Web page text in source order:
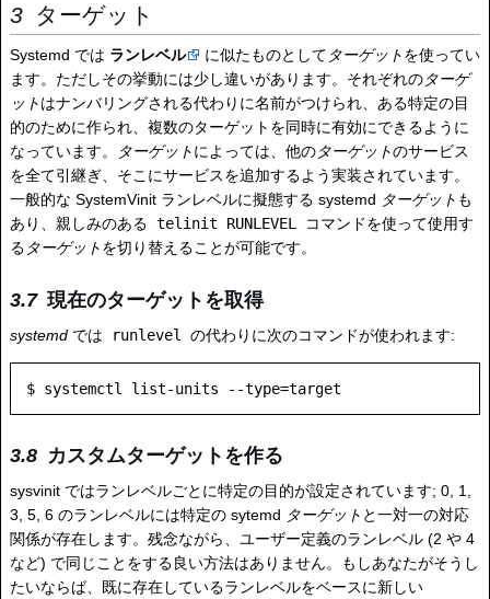
ターゲット
Systemd では ランレベル に似たものとして ターゲットを使ってい
ます。ただしその挙動には少し違いがあります。それぞれのターゲ
ットはナンバリングされる代わりに名前がつけられ、ある特定の目
的のために作られ、複数のターゲットを同時に有効にできるように
なっています。
ターゲットによっては、他のターゲットのサービス
を全て引継ぎ、そこにサービスを追加するよう実装されています。
一般的な SystemVinit ランレベルに擬態する systemd ターゲット も
あり、親しみのある telinit RUNLEVEL
コマンドを使って使用す
る ターゲットを切り替えることが可能です。
現在のターゲットを取得
systemd では runlevel の代わりに次のコマンドが使われます:
カスタムターゲットを作る
sysvinit ではランレベルごとに特定の目的が設定されています; 0, 1,
3, 5, 6 のランレベルには特定の sytemd ターゲット と一対一の対応
関係が存在します。残念ながら、ユーザー定義のランレベル (2 や 4
など) で同じことをする良い方法はありません。もしあなたがそうし
たいならば、既に存在しているランレベルをベースに新しい